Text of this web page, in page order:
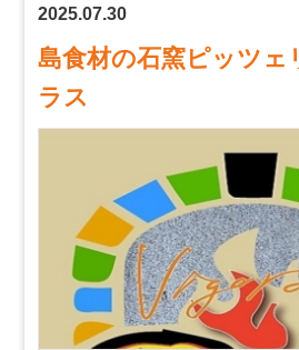
2025.07.30
島食材の石窯ピッツ
ラス